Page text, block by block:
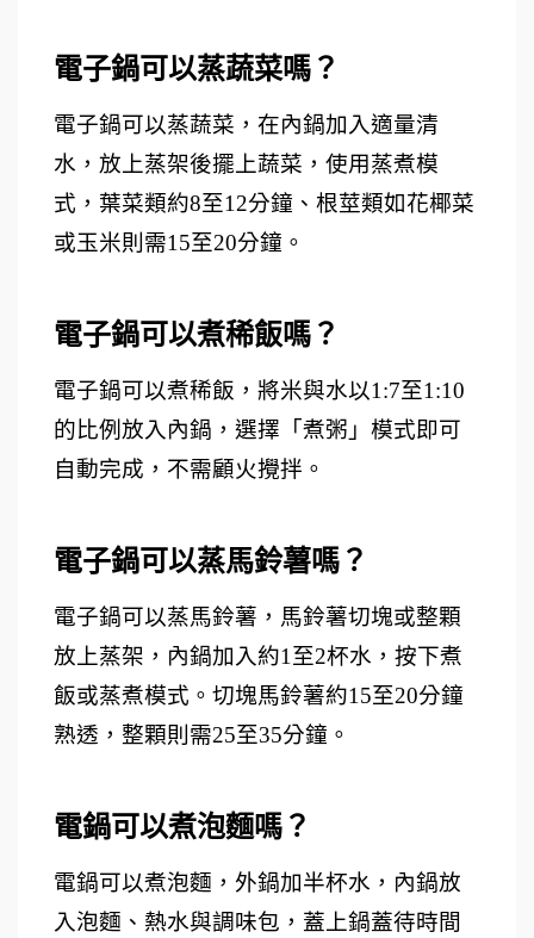
電子鍋可以蒸蔬菜嗎？
電子鍋可以蒸蔬菜，在內鍋加入適量清
水，放上蒸架後擺上蔬菜，使用蒸煮模
式，葉菜類約8至12分鐘、根莖類如花椰菜
或玉米則需15至20分鐘。
電子鍋可以煮稀飯嗎？
電子鍋可以煮稀飯，將米與水以1:7至1:10
的比例放入內鍋，選擇「煮粥」模式即可
自動完成，不需顧火攪拌。
電子鍋可以蒸馬鈴薯嗎？
電子鍋可以蒸馬鈴薯，馬鈴薯切塊或整顆
放上蒸架，內鍋加入約1至2杯水，按下煮
飯或蒸煮模式。切塊馬鈴薯約15至20分鐘
熟透，整顆則需25至35分鐘。
電鍋可以煮泡麵嗎？
電鍋可以煮泡麵，外鍋加半杯水，內鍋放
入泡麵、熱水與調味包，蓋上鍋蓋待時間